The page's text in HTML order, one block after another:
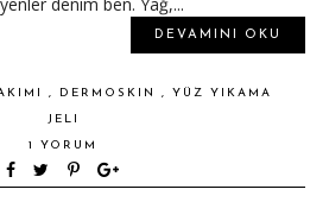
denim ben. Yağ,...
DEVAMINI OKU
, DERMOSKIN , YÜZ YIKAMA
JELI
1 YORUM